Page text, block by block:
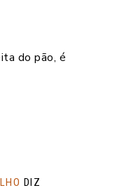
do pão, é
DIZ